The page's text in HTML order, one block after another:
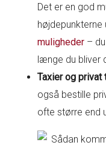
Det er en god
muligheder –
længe du bliver
Taxier og privat
også bestille
ofte større end